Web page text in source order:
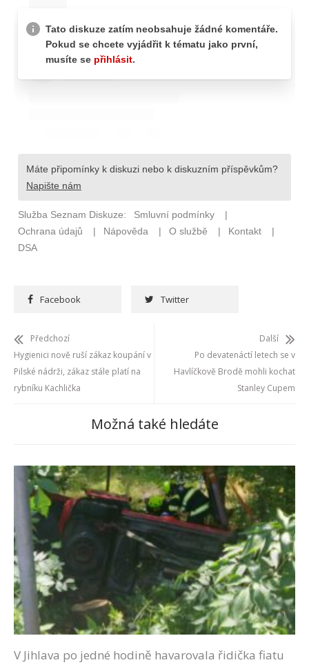
Facebook Twitter
Předchozí
Hygienici nově ruší zákaz koupání v
Pilské nádrži, zákaz stále platí na
rybníku Kachlička
Další
Po devatenáctí letech se v
Havlíčkově Brodě mohli kochat
Stanley Cupem
Možná také hledáte
V Jihlava po jedné hodině havarovala řidička fiatu